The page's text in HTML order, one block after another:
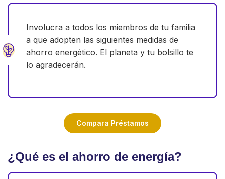
Involucra a todos los miembros de tu familia
a que adopten las siguientes medidas de
ahorro energético. El planeta y tu bolsillo te
lo agradecerán.
Compara Préstamos
¿Qué es el ahorro de energía?